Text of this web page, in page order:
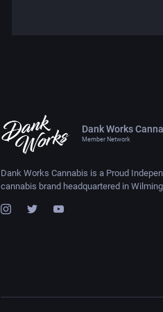
Dank Works
Member Network
Dank Works Cannabis is a Proud
cannabis brand headquartered in